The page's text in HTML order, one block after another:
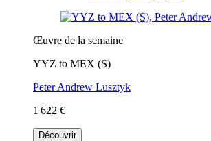
Œuvre de la semaine
YYZ to MEX (S)
Peter Andrew Lusztyk
1 622 €
Découvrir